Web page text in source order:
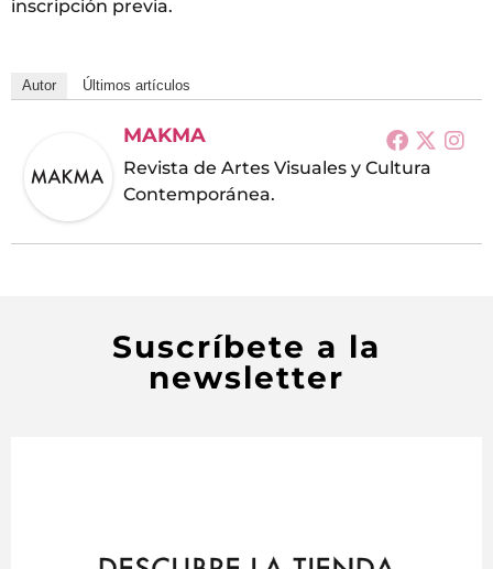
inscripción previa.
Autor Últimos artículos
MAKMA
Revista de Artes Visuales y Cultura
Contemporánea.
Suscríbete a la
newsletter